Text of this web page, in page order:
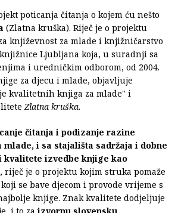
poticanja čitanja o kojem ću nešto
(Zlatna kruška). Riječ je o projektu
književnost za mlade i knjižničarstvo
Ljubljana koja, u suradnji sa
i uredničkim odborom, od 2004.
za djecu i mlade, objavljuje
kvalitetnih knjiga za mlade" i
Zlatna kruška.
čitanja i podizanje razine
i sa stajališta sadržaja i dobne
izvedbe knjige kao
riječ je o projektu kojim struka pomaže
se bave djecom i provode vrijeme s
knjige. Znak kvalitete dodjeljuje